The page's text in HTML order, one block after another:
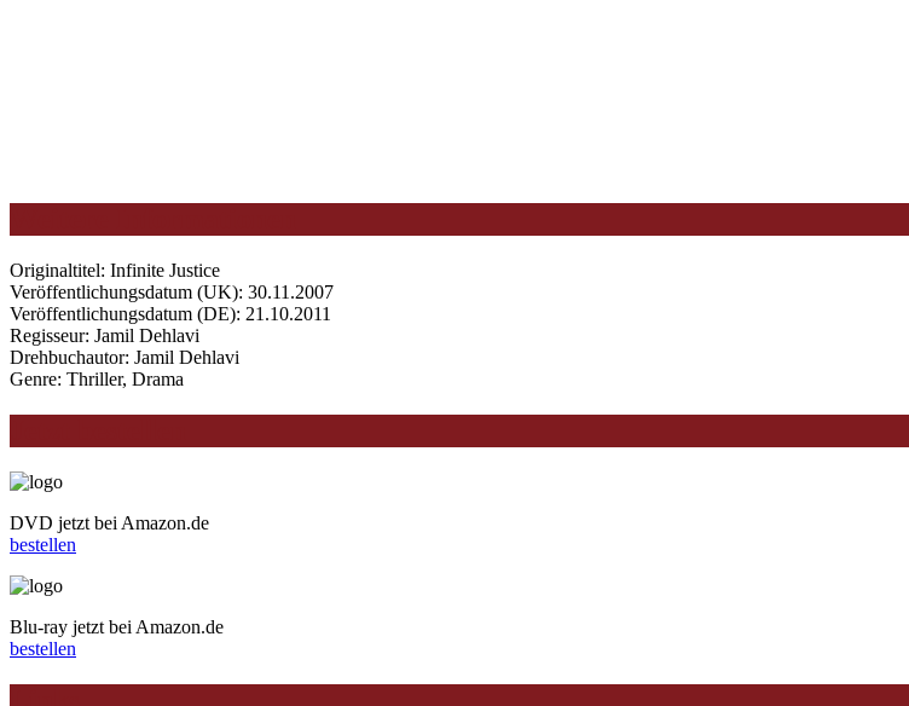
Originaltitel: Infinite Justice
Veröffentlichungsdatum (UK): 30.11.2007
Veröffentlichungsdatum (DE): 21.10.2011
Regisseur: Jamil Dehlavi
Drehbuchautor: Jamil Dehlavi
Genre: Thriller, Drama
DVD jetzt bei Amazon.de
bestellen
Blu-ray jetzt bei Amazon.de
bestellen